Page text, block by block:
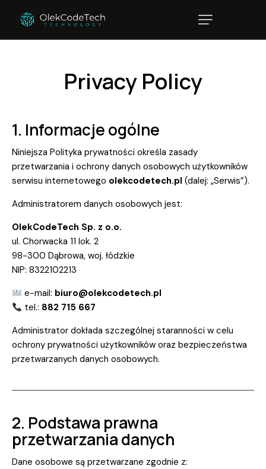
Privacy Policy
1. Informacje ogólne
Niniejsza Polityka prywatności określa zasady
przetwarzania i ochrony danych osobowych użytkowników
serwisu internetowego olekcodetech.pl (dalej: „Serwis”).
Administratorem danych osobowych jest:
OlekCodeTech Sp. z o.o.
ul. Chorwacka 11 lok. 2
98-300 Dąbrowa, woj. łódzkie
NIP: 8322102213
e-mail: biuro@olekcodetech.pl
tel.: 882 715 667
Administrator dokłada szczególnej staranności w celu
ochrony prywatności użytkowników oraz bezpieczeństwa
przetwarzanych danych osobowych.
2. Podstawa prawna
przetwarzania danych
Dane osobowe są przetwarzane zgodnie z: